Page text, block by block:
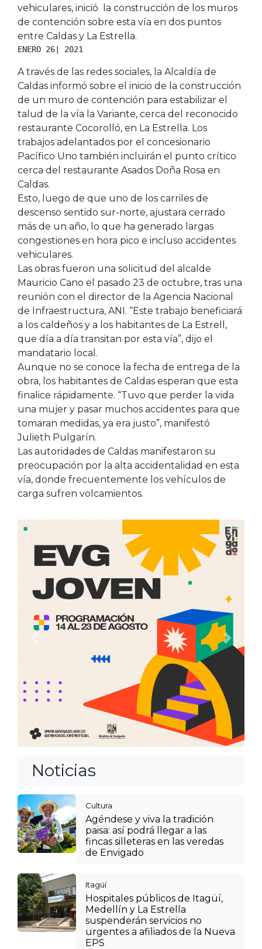
vehiculares, inició la construcción de los muros
de contención sobre esta vía en dos puntos
entre Caldas y La Estrella.
ENERO 26| 2021
A través de las redes sociales, la Alcaldía de
Caldas informó sobre el inicio de la construcción
de un muro de contención para estabilizar el
talud de la vía la Variante, cerca del reconocido
restaurante Cocorolló, en La Estrella. Los
trabajos adelantados por el concesionario
Pacífico Uno también incluirán el punto crítico
cerca del restaurante Asados Doña Rosa en
Caldas.
Esto, luego de que uno de los carriles de
descenso sentido sur-norte, ajustara cerrado
más de un año, lo que ha generado largas
congestiones en hora pico e incluso accidentes
vehiculares.
Las obras fueron una solicitud del alcalde
Mauricio Cano el pasado 23 de octubre, tras una
reunión con el director de la Agencia Nacional
de Infraestructura, ANI. “Este trabajo beneficiará
a los caldeños y a los habitantes de La Estrell,
que día a día transitan por esta vía”, dijo el
mandatario local.
Aunque no se conoce la fecha de entrega de la
obra, los habitantes de Caldas esperan que esta
finalice rápidamente. “Tuvo que perder la vida
una mujer y pasar muchos accidentes para que
tomaran medidas, ya era justo”, manifestó
Julieth Pulgarín.
Las autoridades de Caldas manifestaron su
preocupación por la alta accidentalidad en esta
vía, donde frecuentemente los vehículos de
carga sufren volcamientos.
Noticias
Cultura
Agéndese y viva la tradición
paisa: así podrá llegar a las
fincas silleteras en las veredas
de Envigado
Itagüí
Hospitales públicos de Itagüí,
Medellín y La Estrella
suspenderán servicios no
urgentes a afiliados de la Nueva
EPS